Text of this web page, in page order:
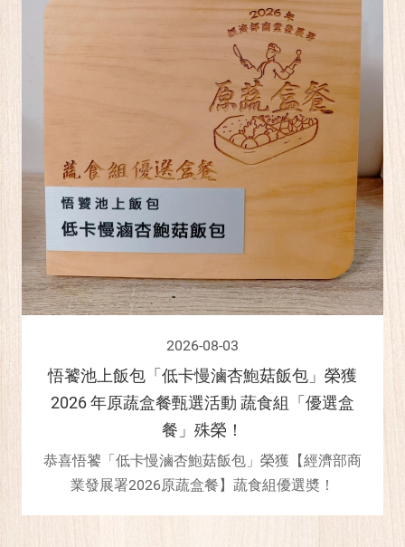
2026-08-03
悟饕池上飯包「低卡慢滷杏鮑菇飯包」榮獲
2026 年原蔬盒餐甄選活動 蔬食組「優選盒
餐」殊榮！
恭喜悟饕「低卡慢滷杏鮑菇飯包」榮獲【經濟部商
業發展署2026原蔬盒餐】蔬食組優選奬！